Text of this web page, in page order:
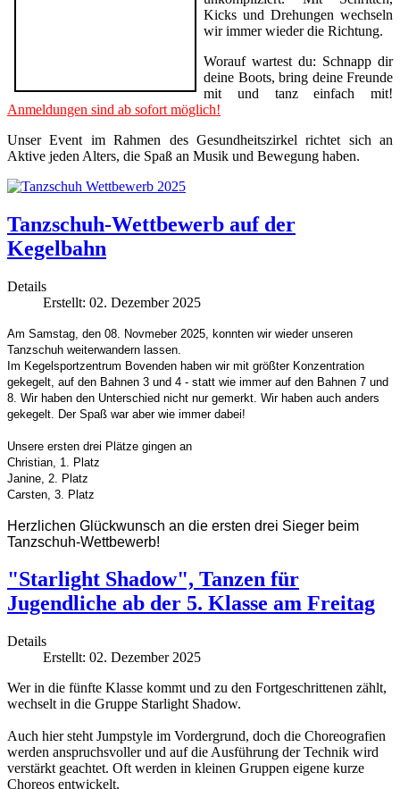
Kicks und Drehungen wechseln
wir immer wieder die Richtung.
Worauf wartest du: Schnapp dir
deine Boots, bring deine Freunde
mit und tanz einfach mit!
Anmeldungen sind ab sofort möglich!
Unser Event im Rahmen des Gesundheitszirkel richtet sich an
Aktive jeden Alters, die Spaß an Musik und Bewegung haben.
Tanzschuh-Wettbewerb auf der
Kegelbahn
Details
Erstellt: 02. Dezember 2025
Am Samstag, den 08. Novmeber 2025, konnten wir wieder unseren
Tanzschuh weiterwandern lassen.
Im Kegelsportzentrum Bovenden haben wir mit größter Konzentration
gekegelt, auf den Bahnen 3 und 4 - statt wie immer auf den Bahnen 7 und
8. Wir haben den Unterschied nicht nur gemerkt. Wir haben auch anders
gekegelt. Der Spaß war aber wie immer dabei!
Unsere ersten drei Plätze gingen an
Christian, 1. Platz
Janine, 2. Platz
Carsten, 3. Platz
Herzlichen Glückwunsch an die ersten drei Sieger beim
Tanzschuh-Wettbewerb!
"Starlight Shadow", Tanzen für
Jugendliche ab der 5. Klasse am Freitag
Details
Erstellt: 02. Dezember 2025
Wer in die fünfte Klasse kommt und zu den Fortgeschrittenen zählt,
wechselt in die Gruppe Starlight Shadow.
Auch hier steht Jumpstyle im Vordergrund, doch die Choreografien
werden anspruchsvoller und auf die Ausführung der Technik wird
verstärkt geachtet. Oft werden in kleinen Gruppen eigene kurze
Choreos entwickelt.